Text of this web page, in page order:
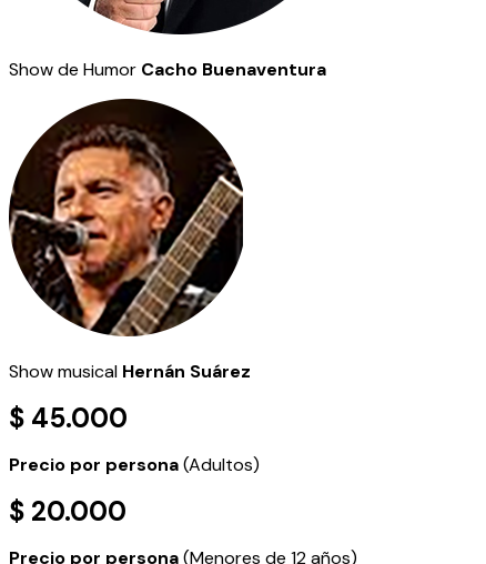
Show de Humor Cacho Buenaventura
Show musical Hernán Suárez
$ 45.000
Precio por persona(Adultos)
$ 20.000
Precio por persona(Menores de 12 años)